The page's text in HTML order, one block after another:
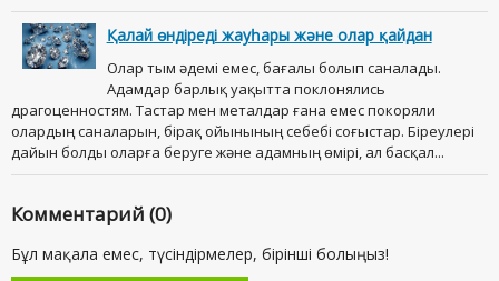
Қалай өндіреді жауһары және олар қайдан
Олар тым әдемі емес, бағалы болып саналады.
Адамдар барлық уақытта поклонялись
драгоценностям. Тастар мен металдар ғана емес покоряли
олардың саналарын, бірақ ойынының себебі соғыстар. Біреулері
дайын болды оларға беруге және адамның өмірі, ал басқал...
Комментарий (0)
Бұл мақала емес, түсіндірмелер, бірінші болыңыз!